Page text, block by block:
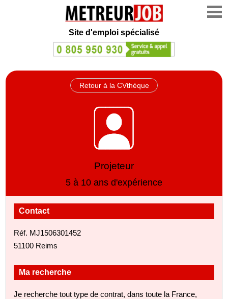
Site d'emploi spécialisé
Retour à la CVthèque
Projeteur
5 à 10 ans d'expérience
Contact
Réf. MJ1506301452
51100 Reims
Ma recherche
Je recherche tout type de contrat, dans toute la France,